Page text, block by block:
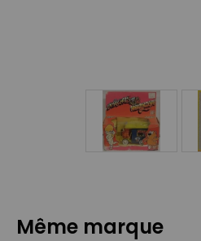
Même marque